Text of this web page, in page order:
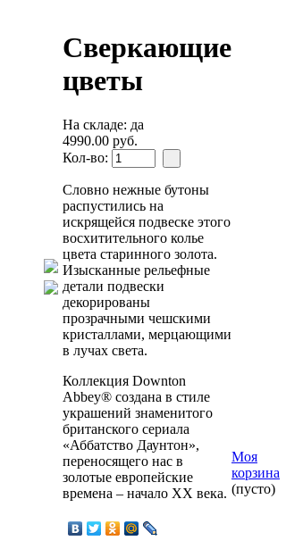
Сверкающие
цветы
На складе: да
4990.00 руб.
Кол-во:
Словно нежные бутоны
распустились на
искрящейся подвеске этого
восхитительного колье
цвета старинного золота.
Изысканные рельефные
детали подвески
декорированы
прозрачными чешскими
кристаллами, мерцающими
в лучах света.
Коллекция Downton
Abbey® создана в стиле
украшений знаменитого
британского сериала
«Аббатство Даунтон»,
переносящего нас в
золотые европейские
времена – начало ХХ века.
Моя
корзина
(пусто)